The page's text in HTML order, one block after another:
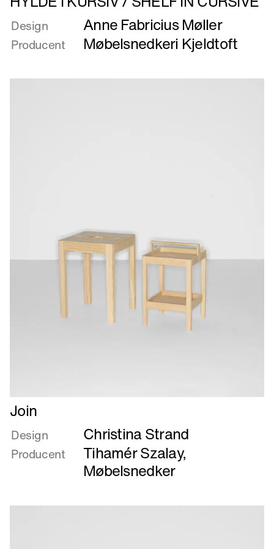
mere
om
HYLDE
/
Design Anne Fabricius Møller
Producent Møbelsnedkeri Kjeldtoft
Læs
mere
om
Join
Join
Design Christina Strand
Producent
Tihamér Szalay,
Møbelsnedker